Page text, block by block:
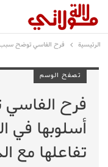
الرئيسية فرح الفاسي توضح سبب
تصفح الوسم
فرح
أسلوبها في
تفاعلها مع